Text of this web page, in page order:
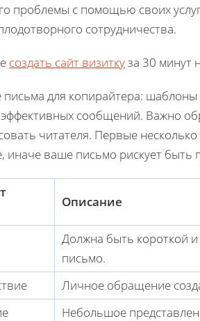
проблемы с помощью своих
сотрудничества.
создать сайт визиткуза 30 минут
для копирайтера:
сообщений. Важно
читателя. Первые
иначе ваше письмо рискует
Описание
Должна быть короткой
письмо.
Личное обращение
Небольшое